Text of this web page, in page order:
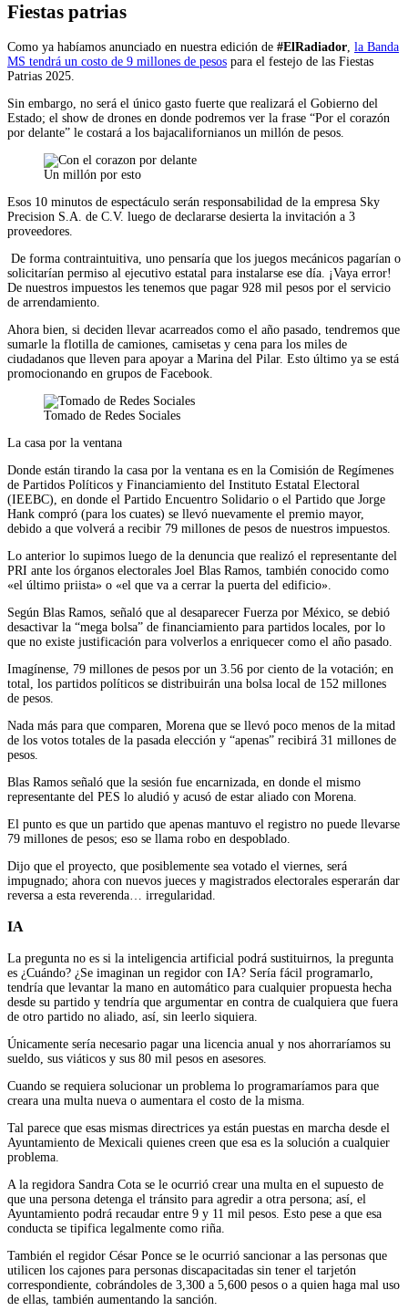
Fiestas patrias
Como ya habíamos anunciado en nuestra edición de #ElRadiador la Banda
MS tendrá un costo de 9 millones de pesos para el festejo de las Fiestas
Patrias 2025.
Sin embargo, no será el único gasto fuerte que realizará el Gobierno del
Estado; el show de drones en donde podremos ver la frase “Por el corazón
por delante” le costará a los bajacalifornianos un millón de pesos.
Un millón por esto
Esos 10 minutos de espectáculo serán responsabilidad de la empresa Sky
Precision S.A. de C.V. luego de declararse desierta la invitación a 3
proveedores.
De forma contraintuitiva, uno pensaría que los juegos mecánicos pagarían o
solicitarían permiso al ejecutivo estatal para instalarse ese día. ¡Vaya error!
De nuestros impuestos les tenemos que pagar 928 mil pesos por el servicio
de arrendamiento.
Ahora bien, si deciden llevar acarreados como el año pasado, tendremos que
sumarle la flotilla de camiones, camisetas y cena para los miles de
ciudadanos que lleven para apoyar a Marina del Pilar. Esto último ya se está
promocionando en grupos de Facebook.
Tomado de Redes Sociales
La casa por la ventana
Donde están tirando la casa por la ventana es en la Comisión de Regímenes
de Partidos Políticos y Financiamiento del Instituto Estatal Electoral
(IEEBC), en donde el Partido Encuentro Solidario o el Partido que Jorge
Hank compró (para los cuates) se llevó nuevamente el premio mayor,
debido a que volverá a recibir 79 millones de pesos de nuestros impuestos.
Lo anterior lo supimos luego de la denuncia que realizó el representante del
PRI ante los órganos electorales Joel Blas Ramos, también conocido como
«el último priista» o «el que va a cerrar la puerta del edificio».
Según Blas Ramos, señaló que al desaparecer Fuerza por México, se debió
desactivar la “mega bolsa” de financiamiento para partidos locales, por lo
que no existe justificación para volverlos a enriquecer como el año pasado.
Imagínense, 79 millones de pesos por un 3.56 por ciento de la votación; en
total, los partidos políticos se distribuirán una bolsa local de 152 millones
de pesos.
Nada más para que comparen, Morena que se llevó poco menos de la mitad
de los votos totales de la pasada elección y “apenas” recibirá 31 millones de
pesos.
Blas Ramos señaló que la sesión fue encarnizada, en donde el mismo
representante del PES lo aludió y acusó de estar aliado con Morena.
El punto es que un partido que apenas mantuvo el registro no puede llevarse
79 millones de pesos; eso se llama robo en despoblado.
Dijo que el proyecto, que posiblemente sea votado el viernes, será
impugnado; ahora con nuevos jueces y magistrados electorales esperarán dar
reversa a esta reverenda… irregularidad.
IA
La pregunta no es si la inteligencia artificial podrá sustituirnos, la pregunta
es ¿Cuándo? ¿Se imaginan un regidor con IA? Sería fácil programarlo,
tendría que levantar la mano en automático para cualquier propuesta hecha
desde su partido y tendría que argumentar en contra de cualquiera que fuera
de otro partido no aliado, así, sin leerlo siquiera.
Únicamente sería necesario pagar una licencia anual y nos ahorraríamos su
sueldo, sus viáticos y sus 80 mil pesos en asesores.
Cuando se requiera solucionar un problema lo programaríamos para que
creara una multa nueva o aumentara el costo de la misma.
Tal parece que esas mismas directrices ya están puestas en marcha desde el
Ayuntamiento de Mexicali quienes creen que esa es la solución a cualquier
problema.
A la regidora Sandra Cota se le ocurrió crear una multa en el supuesto de
que una persona detenga el tránsito para agredir a otra persona; así, el
Ayuntamiento podrá recaudar entre 9 y 11 mil pesos. Esto pese a que esa
conducta se tipifica legalmente como riña.
También el regidor César Ponce se le ocurrió sancionar a las personas que
utilicen los cajones para personas discapacitadas sin tener el tarjetón
correspondiente, cobrándoles de 3,300 a 5,600 pesos o a quien haga mal uso
de ellas, también aumentando la sanción.